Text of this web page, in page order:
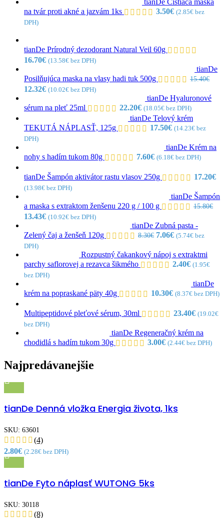
tianDe Čistiaca maska
na tvár proti akné a jazvám 1ks
3.50€ (2.85€ bez
DPH)
tianDe Prírodný dezodorant Natural Veil 60g
16.70€ (13.58€ bez DPH)
tianDe
Posilňujúca maska na vlasy hadi tuk 500g
15.40€
Pôvodná
bola:
12.32€Aktuálna
je:
(10.02€ bez DPH)
tianDe Hyaluronové
sérum na pleť 25ml
22.20€ (18.05€ bez DPH)
tianDe Telový krém
TEKUTÁ NÁPLASŤ, 125g
17.50€ (14.23€ bez
DPH)
tianDe Krém na
nohy s hadím tukom 80g
7.60€ (6.18€ bez DPH)
tianDe Šampón aktivátor rastu vlasov 250g 17.20€
(13.98€ bez DPH)
tianDe Šampón
a maska s extraktom ženšenu 220 g / 100 g
15.80€
Pôvodná
bola:
15.80€.
13.43€Aktuálna
je:
(10.92€ bez DPH)
tianDe Zubná pasta -
Zelený čaj a ženšeň 120g
8.30€ Pôvodná
bola:
8.30€.
7.06€Aktuálna
je:
7.06€.
(5.74€ bez
DPH)
Rozpustný čakankový nápoj s extraktmi
parchy saflorovej a rezavca šikmého
2.40€ (1.95€
bez DPH)
tianDe
krém na popraskané päty 40g
10.30€ (8.37€ bez DPH)
Multipeptidové pleťové sérum, 30ml 23.40€ (19.02€
bez DPH)
tianDe Regeneračný krém na
chodidlá s hadím tukom 30g
3.00€ (2.44€ bez DPH)
Najpredávanejšie
Pridať medzi obľúbené
tianDe Denná vložka Energia života, 1ks
SKU: 63601
(4)
2.80€ (2.28€ bez DPH)
Pridať medzi obľúbené
tianDe Fyto náplasť WUTONG 5ks
SKU: 30118
(8)